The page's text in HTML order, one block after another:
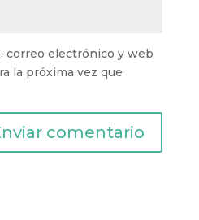
correo electrónico y web
la próxima vez que